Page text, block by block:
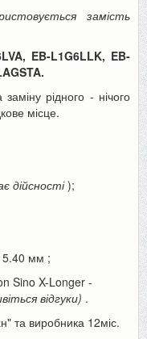
замість
EB-L1G6LLK, EB-
.
рідного - нічого
місце.
дійсності);
мм ;
Sino X-Longer -
відгуки) .
та виробника 12міс.